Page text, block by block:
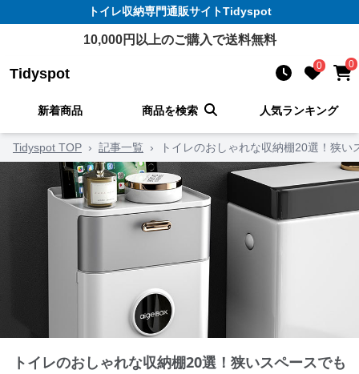
トイレ収納専門通販サイトTidyspot
10,000円以上のご購入で送料無料
Tidyspot 0 0
新着商品 商品を検索 人気ランキング
Tidyspot TOP › 記事一覧 › トイレのおしゃれな収納棚20選！狭
トイレのおしゃれな収納棚20選！狭いスペースでも